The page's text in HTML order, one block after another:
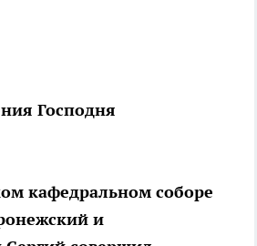
Господня
кафедральном соборе
и